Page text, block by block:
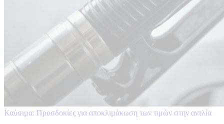
Καύσιμα: Προσδοκίες για αποκλιμάκωση των τιμών στην αντλία